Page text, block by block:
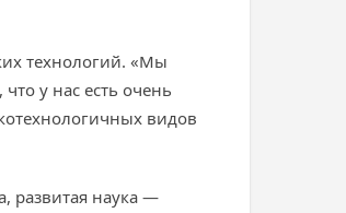
технологий. «Мы
у нас есть очень
видов
развитая наука —